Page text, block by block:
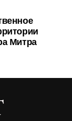
Митра